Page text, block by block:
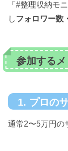
「#整理収納モ
しフォロワー数
参加する
1. プロの
通常2〜5万円の